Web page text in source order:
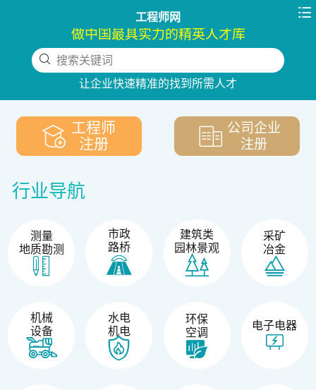
工程师网 
做中国最具实力的精英人才库
搜索关键词
让企业快速精准的找到所需人才
下拉刷新
工程师
注册
公司企业
注册
行业导航
测量
地质勘测
市政
路桥
建筑类
园林景观
采矿
冶金
机械
设备
水电
机电
环保
空调
电子电器